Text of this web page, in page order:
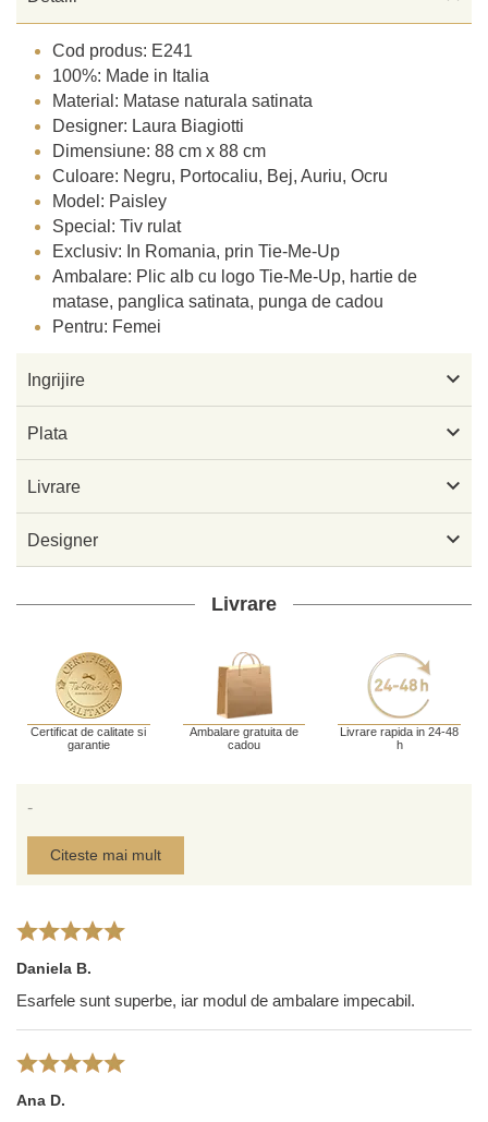
Cod produs: E241
100%: Made in Italia
Material: Matase naturala satinata
Designer: Laura Biagiotti
Dimensiune: 88 cm x 88 cm
Culoare: Negru, Portocaliu, Bej, Auriu, Ocru
Model: Paisley
Special: Tiv rulat
Exclusiv: In Romania, prin Tie-Me-Up
Ambalare: Plic alb cu logo Tie-Me-Up, hartie de
matase, panglica satinata, punga de cadou
Pentru: Femei
Ingrijire 
Plata 
Livrare 
Designer 
Livrare
Certificat de calitate si
garantie
Ambalare gratuita de
cadou
Livrare rapida in 24-48
h
-
Citeste mai mult
Daniela B.
Esarfele sunt superbe, iar modul de ambalare impecabil.
Ana D.